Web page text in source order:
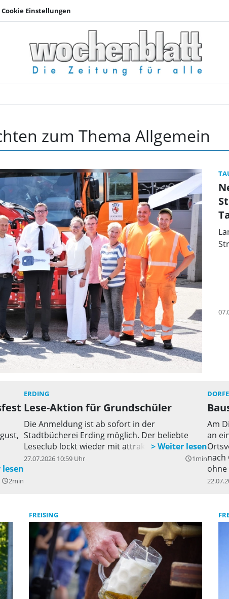
Cookie Einstellungen
Allgemein |
zum Thema Allgemein
query_builder2min
ERDING
Lese-Aktion für Grundschüler
Die Anmeldung ist ab sofort in der
Stadtbücherei Erding möglich. Der beliebte
Leseclub lockt wieder mit attraktiven Preisen.
27.07.2026 10:59 Uhr query_builder1min
Am
an
nach
ohne
der
ca.
FREISING